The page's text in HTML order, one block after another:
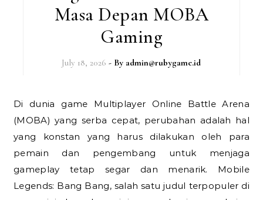
Masa Depan MOBA
Gaming
July 18, 2026 - By admin@rubygame.id
Di dunia game Multiplayer Online Battle Arena
(MOBA) yang serba cepat, perubahan adalah hal
yang konstan yang harus dilakukan oleh para
pemain dan pengembang untuk menjaga
gameplay tetap segar dan menarik. Mobile
Legends: Bang Bang, salah satu judul terpopuler di